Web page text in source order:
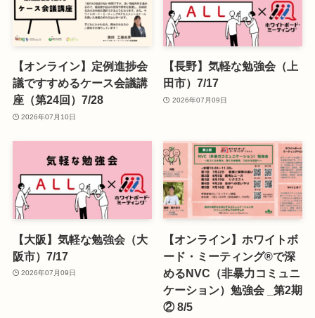
【オンライン】定例進捗会
議ですすめるケース会議講
座（第24回）7/28
2026年07月10日
【長野】気軽な勉強会（上
田市）7/17
2026年07月09日
【大阪】気軽な勉強会（大
阪市）7/17
2026年07月09日
【オンライン】ホワイトボ
ード・ミーティング®で深
めるNVC（非暴力コミュニ
ケーション）勉強会 _第2期
② 8/5